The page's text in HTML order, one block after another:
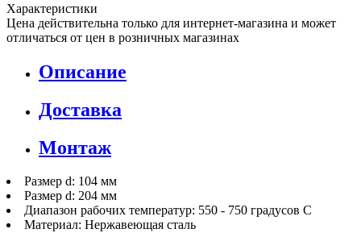
Характеристики
Цена действительна только для интернет-магазина и может
отличаться от цен в розничных магазинах
Описание
Доставка
Монтаж
Размер d: 104 мм
Размер d: 204 мм
Диапазон рабочих температур: 550 - 750 градусов С
Материал: Нержавеющая сталь